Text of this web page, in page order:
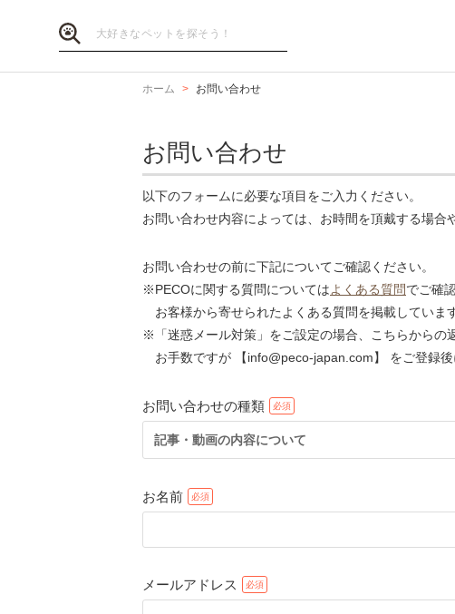
ホーム お問い合わせ
お問い合わせ
以下のフォームに必要な項目をご入力ください。
お問い合わせ内容によっては、お時間を頂戴する場合
お問い合わせの前に下記についてご確認ください。
※PECOに関する質問についてはよくある質問でご確
お客様から寄せられたよくある質問を掲載していま
※「迷惑メール対策」をご設定の場合、こちらからの
お手数ですが 【info@peco-japan.com】 をご登録後
お問い合わせの種類
記事・動画の内容について
お名前
メールアドレス